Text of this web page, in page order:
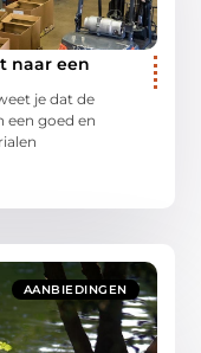
naar een
je dat de
een goed en
AANBIEDINGEN